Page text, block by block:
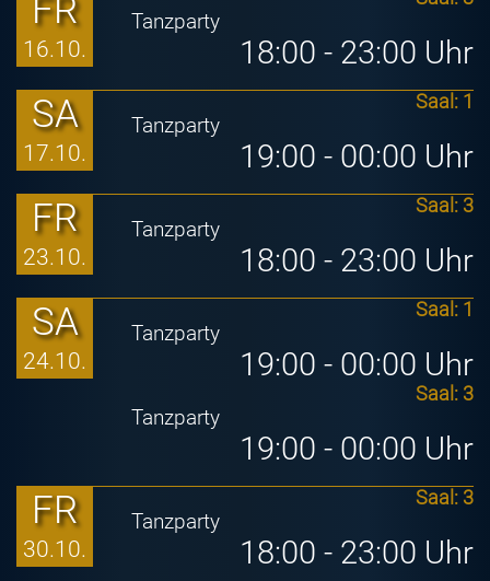
FR
16.10.
Tanzparty
18:00 - 23:00 Uhr
SA
17.10.
Saal: 1
Tanzparty
19:00 - 00:00 Uhr
FR
23.10.
Saal: 3
Tanzparty
18:00 - 23:00 Uhr
SA
24.10.
Saal: 1
Tanzparty
19:00 - 00:00 Uhr
Saal: 3
Tanzparty
19:00 - 00:00 Uhr
FR
30.10.
Saal: 3
Tanzparty
18:00 - 23:00 Uhr